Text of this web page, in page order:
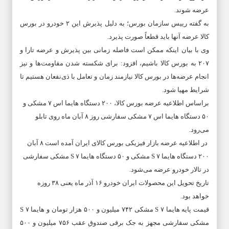
عرضه شوند.
به گفته رییس سازمان بورس؛ به دلیل پذیرش این ۲ خودرو در بورس
کالا عرضه آنها باید قطعاً صورت پذیرد.
وی با بیان اینکه ممکن است فاصله زمانی بین پذیرش و عرضه تارا و
۲۰۷ به بورس کالا باشیم، افزود: برای شکسته شدن مقاومت‌ها و نیز
انجام عرضه‌ها در بورس کالا نیازمند زمان و تعامل با ذی‌نفعان هستیم تا
شرایط مهیا شود.
براساس اطلاعیه عرضه بورس کالا، ۲۰۰ دستگاه هایما اس ۷ مشکی و
۵۰ دستگاه هایما اس ۷ مشکی سفارشی روز ۸ آبان ماه روی تابلو
می‌رود.
​ در اطلاعیه عرضه بازار فیزیکی بورس کالای ایران آمده است ۸ آبان
۲۰۰ دستگاه هایما S ۷ مشکی و ۵۰ دستگاه هایما S ۷ مشکی سفارشی
در تالار خودرو عرضه می‌شود.
تاریخ تحویل این محصولات ایران خودرو ۱۶ آذر ماه یعنی ۳۸ روزه
خواهد بود.
قیمت پایه هایما S ۷ مشکی ۷۴۲ میلیون و ۵۰۰ هزار تومان و هایما S ۷
مشکی سفارشی مجهز به جک برقی صندوق عقب ۷۵۶ میلیون و ۵۰۰